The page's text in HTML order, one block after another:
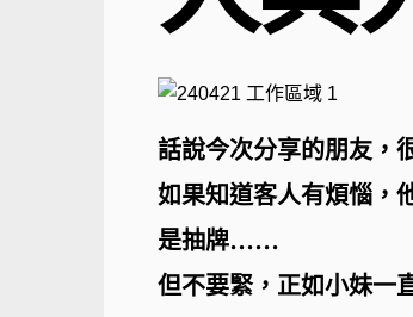
話說今次分享的朋友，
如果知道客人有煩惱，
是抽牌……
但不要緊，正如小妹一